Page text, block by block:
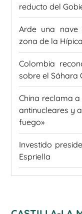
reducto del
Arde una
zona de la
Colombia
sobre el Sáhara
China reclama
antinucleares y
fuego»
Investido
Espriella